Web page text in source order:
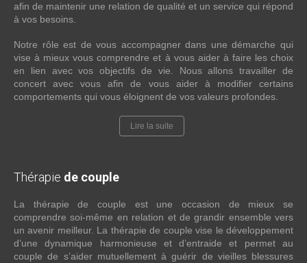
afin de maintenir une relation de qualité et un service qui répond
à vos besoins.
Notre rôle est de vous accompagner dans une démarche qui
vise à mieux vous comprendre et à vous aider à faire les choix
en lien avec vos objectifs de vie. Nous allons travailler de
concert avec vous afin de vous aider à modifier certains
comportements qui vous éloignent de vos valeurs profondes.
Lire la suite
Thérapie de couple
La thérapie de couple est une occasion de mieux se
comprendre soi-même en relation et de grandir ensemble vers
un avenir meilleur. La thérapie de couple vise le développement
d’une dynamique harmonieuse et d’entraide et permet au
couple de s’aider mutuellement à guérir de vieilles blessures